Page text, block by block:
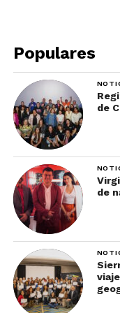
Tu
La hoja de
código de
Los recibos
visa de
Cómo
Estados
entrevista
hayan
Populares
de
de